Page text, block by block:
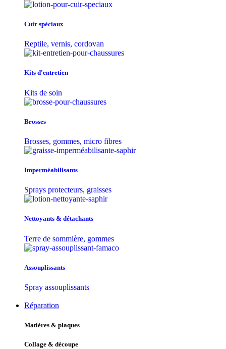
Cuir spéciaux
Reptile, vernis, cordovan
Kits d'entretien
Kits de soin
Brosses
Brosses, gommes, micro fibres
Imperméabilisants
Sprays protecteurs, graisses
Nettoyants & détachants
Terre de sommière, gommes
Assouplissants
Spray assouplissants
Réparation
Matières & plaques
Collage & découpe